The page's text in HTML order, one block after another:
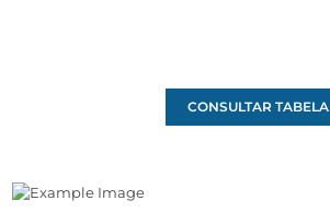
CONSULTAR TABELA